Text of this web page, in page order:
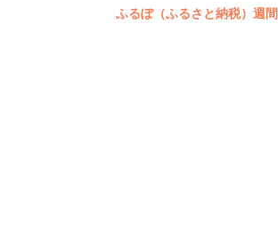
ふるぽ（ふるさと納税）週